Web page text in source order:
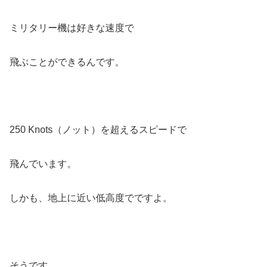
ミリタリー機は好きな速度で
飛ぶことができるんです。
250 Knots（ノット）を超えるスピードで
飛んでいます。
しかも、地上に近い低高度でですよ。